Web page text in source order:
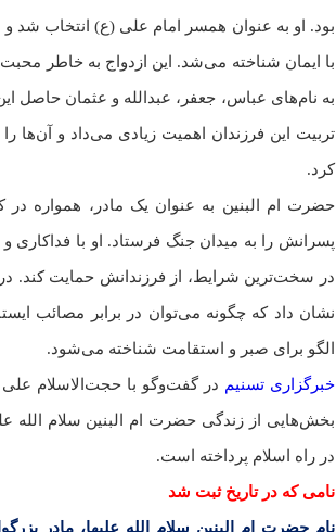
بود. او به عنوان همسر امام علی (ع) انتخاب شد و
با ایمان شناخته می‌شد. این ازدواج به خاطر
به نام‌های عباس، جعفر، عبدالله و عثمان حاصل
تربیت این فرزندان اهمیت زیادی می‌داد و آن‌ها
کرد.
حضرت ام البنین به عنوان یک مادر، همواره در
پسرانش را به میدان جنگ فرستاد. او با فداکاری و
در سخت‌ترین شرایط، از فرزندانش حمایت کند.
نشان داد که چگونه می‌توان در برابر مصائب
الگو برای صبر و استقامت شناخته می‌شود.
خبرگزاری تسنیم در گفت‌وگو با حجت‌الاسلام علی
بخش‌هایی از زندگی حضرت ام البنین سلام الله
در راه اسلام پرداخته است.
نامی که در تاریخ ثبت شد
نام حضرت ام البنین سلام الله علیها، مادر